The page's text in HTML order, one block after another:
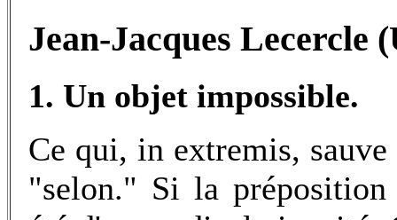
Jean-Jacques Lecercle
1. Un objet impossible.
Ce qui, in extremis,
"selon." Si la